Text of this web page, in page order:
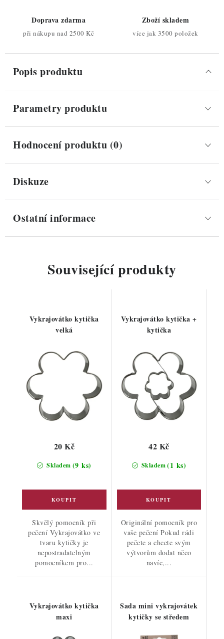
Doprava zdarma
při nákupu nad 2500 Kč
Zboží skladem
více jak 3500 položek
Popis produktu
Parametry produktu
Hodnocení produktu (0)
Diskuze
Ostatní informace
Související produkty
Vykrajovátko kytička
velká
Skladem (9 ks)
20 Kč
Skvělý pomocník při
pečení Vykrajovátko ve
tvaru kytičky je
nepostradatelným
pomocníkem pro...
Vykrajovátko kytička +
kytička
Skladem(1 ks)
42 Kč
Originální pomocník pro
vaše pečení Pokud rádi
pečete a chcete svým
výtvorům dodat něco
navíc,...
Vykrajovátko kytička
maxi
Sada mini vykrajovátek
kytičky se středem